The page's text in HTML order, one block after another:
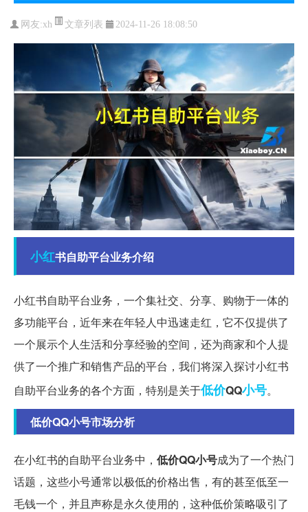
网友:xh 文章列表 2024-11-26 18:08:50
小红书自助平台业务介绍
小红书自助平台业务，一个集社交、分享、购物于一体的
多功能平台，近年来在年轻人中迅速走红，它不仅提供了
一个展示个人生活和分享经验的空间，还为商家和个人提
供了一个推广和销售产品的平台，我们将深入探讨小红书
自助平台业务的各个方面，特别是关于低价QQ小号。
低价QQ小号市场分析
在小红书的自助平台业务中， 低价QQ小号成为了一个热门
话题，这些小号通常以极低的价格出售，有的甚至低至一
毛钱一个，并且声称是永久使用的，这种低价策略吸引了